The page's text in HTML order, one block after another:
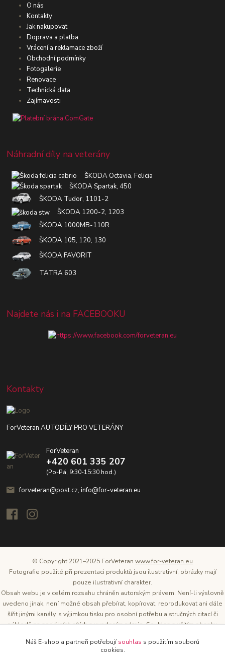
O nás
Kontakty
Jak nakupovat
Doprava a platba
Vrácení a reklamace zboží
Obchodní podmínky
Fotogalerie
Renovace
Technická data
Zajímavosti
Náhradní díly na veterány
ŠKODA Octavia, Felicia
ŠKODA Spartak, 450
ŠKODA Tudor, 1101-2
ŠKODA 1200-2, 1203
ŠKODA 1000MB-110R
ŠKODA 105, 120, 130
ŠKODA FAVORIT
TATRA 603
Najdete nás i na FACEBOOKU
Kontakty
ForVeteran AUTODÍLY PRO VETERÁNY
ForVeteran
+420 601 335 207
(Po-Pá, 9:30-15:30 hod.)
forveteran@post.cz, info@for-veteran.eu
© Copyright 2021–2025 ForVeteran www.for-veteran.eu
Fotografie použité při prezentaci produktů jsou ilustrativní, obrázky mají
pouze ilustrativní charakter.
Obsah webu je v celém rozsahu chráněn autorským právem. Není-li výslovně
uvedeno jinak, není možné obsah přebírat, kopírovat, reprodukovat ani dále
šířit jinými kanály, s výjimkou tisku pro osobní potřebu a stručných citací či
náhledů na sociálních sítích s uvedením zdroje. Souhlas s užitím obsahu
těchto webových stránek je Tomáš Oršel.
Náš E-shop a partneři potřebujísouhlas s použitím souborů
cookies.